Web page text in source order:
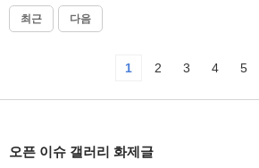
최근 다음
1 2 3 4 5
오픈 이슈 갤러리 화제글